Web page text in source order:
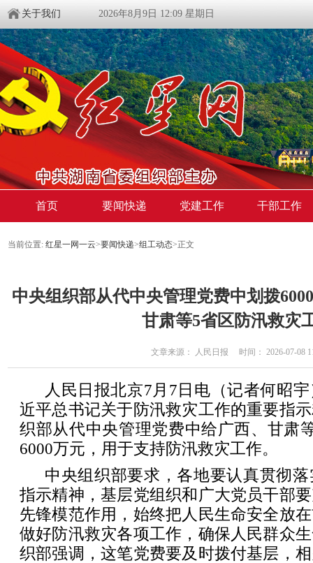
关于我们 2026年8月9日 12:09 星期日
首页 要闻快递 党建工作 干部工作
当前位置: 红星一网一云>要闻快递>组工动态>正文
中央组织部从代中央管理党费中划拨
甘肃等5省区防汛救灾
文章来源： 人民日报 时间： 2026-07-08
人民日报北京7月7日电（记者何昭
近平总书记关于防汛救灾工作的重要指
织部从代中央管理党费中给广西、甘肃
6000万元，用于支持防汛救灾工作。
中央组织部要求，各地要认真贯彻
指示精神，基层党组织和广大党员干部
先锋模范作用，始终把人民生命安全放
做好防汛救灾各项工作，确保人民群众
织部强调，这笔党费要及时拨付基层，